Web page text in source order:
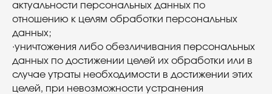
актуальности персональных данных по
отношению к целям обработки персональных
данных;
·уничтожения либо обезличивания персональных
данных по достижении целей их обработки или в
случае утраты необходимости в достижении этих
целей, при невозможности устранения